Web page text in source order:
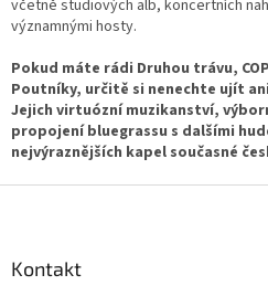
včetně studiových alb, koncertních
významnými hosty.
Pokud máte rádi Druhou trávu,
Poutníky, určitě si nenechte ujít
Jejich virtuózní muzikanství,
propojení bluegrassu s dalšími
nejvýraznějších kapel současné
Kontakt